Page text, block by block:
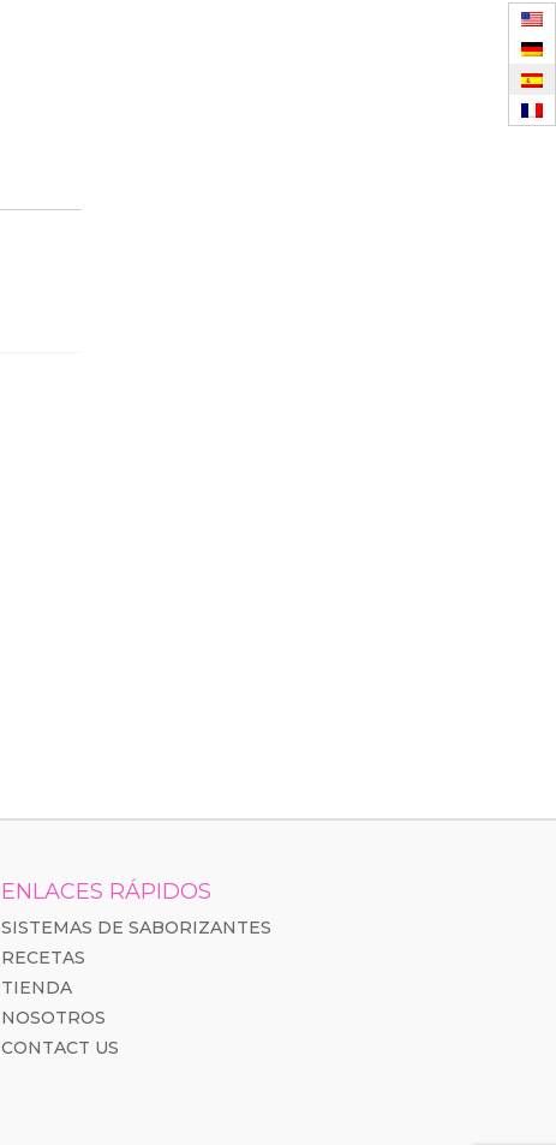
ENLACES RÁPIDOS
SISTEMAS DE SABORIZANTES
RECETAS
TIENDA
NOSOTROS
CONTACT US